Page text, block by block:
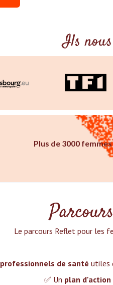
Ils
Plus de 3000
Le parcours Reflet pour les
professionnels de santé utiles
✅ Un plan